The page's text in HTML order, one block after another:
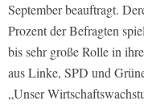
September beauftragt.
Prozent der Befragten
bis sehr große Rolle in
aus Linke, SPD und
„Unser